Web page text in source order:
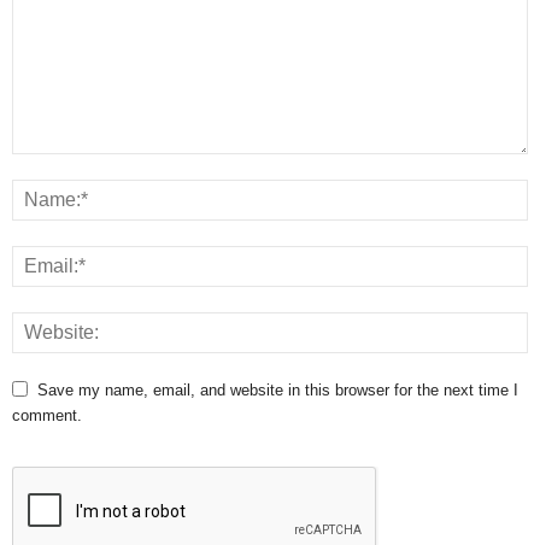
Save my name, email, and website in this browser for the next time I
comment.